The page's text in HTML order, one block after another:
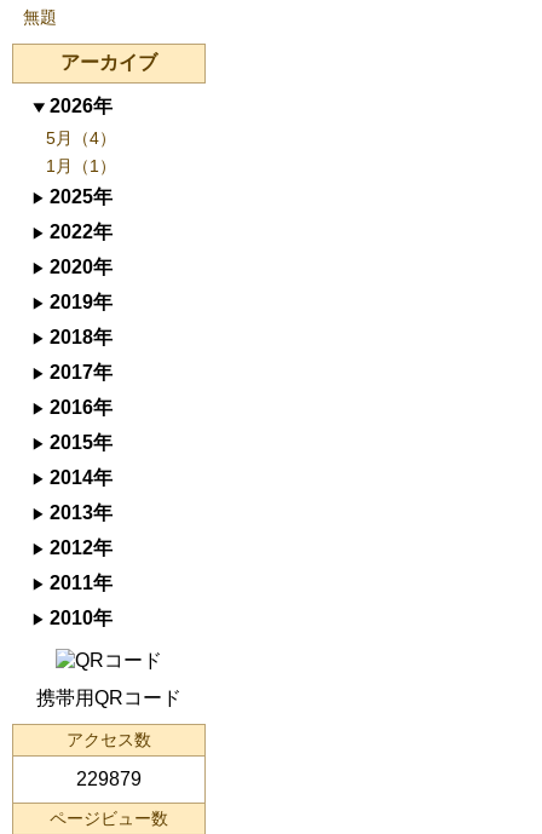
無題
アーカイブ
2026年
5月（4）
1月（1）
2025年
2022年
2020年
2019年
2018年
2017年
2016年
2015年
2014年
2013年
2012年
2011年
2010年
携帯用QRコード
アクセス数
229879
ページビュー数